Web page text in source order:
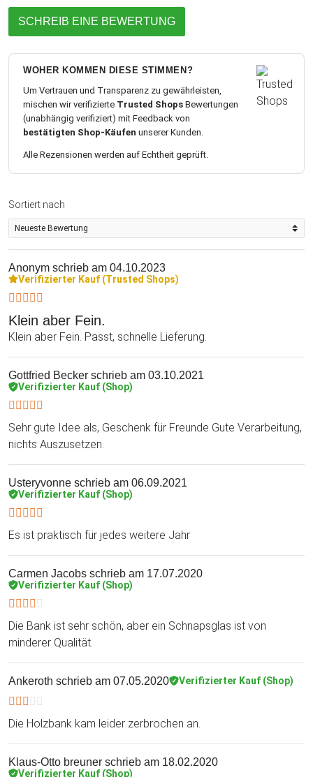
SCHREIB EINE BEWERTUNG
WOHER KOMMEN DIESE STIMMEN?
Um Vertrauen und Transparenz zu gewährleisten,
mischen wir verifizierte Trusted Shops Bewertungen
(unabhängig verifiziert) mit Feedback von
bestätigten Shop-Käufen unserer Kunden.
Alle Rezensionen werden auf Echtheit geprüft.
Sortiert nach
Anonym schrieb am 04.10.2023
Verifizierter Kauf (Trusted Shops)
Klein aber Fein.
Klein aber Fein. Passt, schnelle Lieferung.
Gottfried Becker schrieb am 03.10.2021
Verifizierter Kauf (Shop)
Sehr gute Idee als, Geschenk für Freunde Gute Verarbeitung,
nichts Auszusetzen.
Usteryvonne schrieb am 06.09.2021
Verifizierter Kauf (Shop)
Es ist praktisch für jedes weitere Jahr
Carmen Jacobs schrieb am 17.07.2020
Verifizierter Kauf (Shop)
Die Bank ist sehr schön, aber ein Schnapsglas ist von
minderer Qualität.
Ankeroth schrieb am 07.05.2020 Verifizierter Kauf (Shop)
Die Holzbank kam leider zerbrochen an.
Klaus-Otto breuner schrieb am 18.02.2020
Verifizierter Kauf (Shop)